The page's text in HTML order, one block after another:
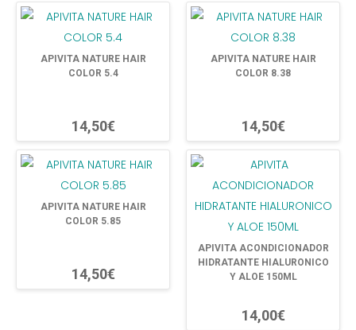
APIVITA NATURE HAIR
COLOR 5.4
14,50€
APIVITA NATURE HAIR
COLOR 8.38
14,50€
APIVITA NATURE HAIR
COLOR 5.85
14,50€
APIVITA ACONDICIONADOR
HIDRATANTE HIALURONICO
Y ALOE 150ML
14,00€